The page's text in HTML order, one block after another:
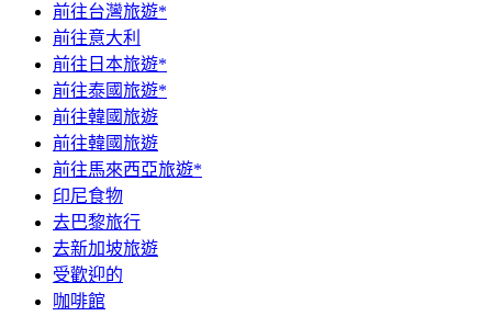
前往台灣旅遊*
前往意大利
前往日本旅遊*
前往泰國旅遊*
前往韓國旅遊
前往韓國旅遊
前往馬來西亞旅遊*
印尼食物
去巴黎旅行
去新加坡旅遊
受歡迎的
咖啡館